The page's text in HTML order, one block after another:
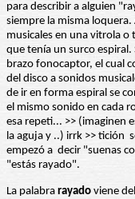
para describir a alguien
siempre la misma
musicales en una vitrola o
que tenía un surco espiral.
brazo fonocaptor, el cual
del disco a sonidos
de ir en forma espiral se
el mismo sonido en cada
esa repeti... >> (imaginen
la aguja y ..) irrk >> tición
empezó a decir "suenas
"estás rayado".
La palabra rayado viene